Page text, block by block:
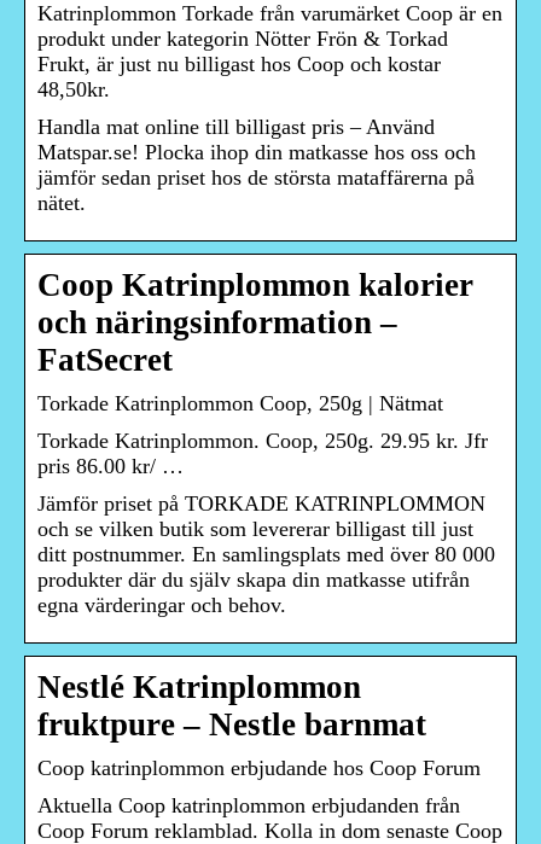
Katrinplommon Torkade från varumärket Coop är en
produkt under kategorin Nötter Frön & Torkad
Frukt, är just nu billigast hos Coop och kostar
48,50kr.
Handla mat online till billigast pris – Använd
Matspar.se! Plocka ihop din matkasse hos oss och
jämför sedan priset hos de största mataffärerna på
nätet.
Coop Katrinplommon kalorier
och näringsinformation –
FatSecret
Torkade Katrinplommon Coop, 250g | Nätmat
Torkade Katrinplommon. Coop, 250g. 29.95 kr. Jfr
pris 86.00 kr/ …
Jämför priset på TORKADE KATRINPLOMMON
och se vilken butik som levererar billigast till just
ditt postnummer. En samlingsplats med över 80 000
produkter där du själv skapa din matkasse utifrån
egna värderingar och behov.
Nestlé Katrinplommon
fruktpure – Nestle barnmat
Coop katrinplommon erbjudande hos Coop Forum
Aktuella Coop katrinplommon erbjudanden från
Coop Forum reklamblad. Kolla in dom senaste Coop